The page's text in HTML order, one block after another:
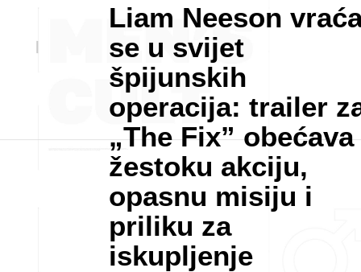
Liam Neeson
se u svijet
špijunskih
operacija: trailer
„The Fix” obećava
žestoku akciju,
opasnu misiju i
priliku za
iskupljenje